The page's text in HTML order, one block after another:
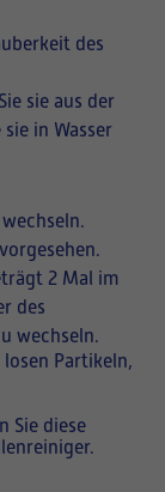
des
sie aus der
in Wasser
2 Mal im
des
wechseln.
Partikeln,
Sie diese